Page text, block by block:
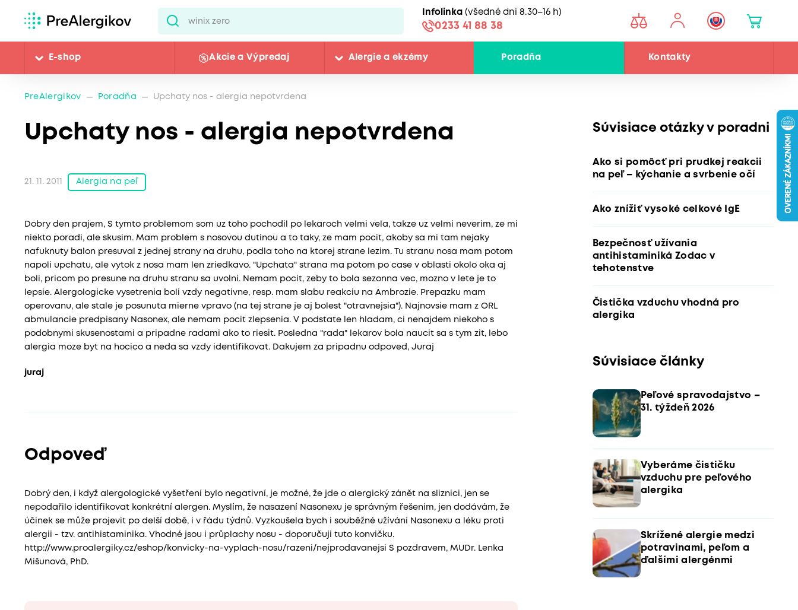
Infolinka (všedné dni 8.30–16 h)
0233 41 88 38
E-shop Akcie a Výpredaj Alergie a ekzémy Poradňa Kontakty
PreAlergikov Poradňa Upchaty nos - alergia nepotvrdena
Upchaty nos - alergia nepotvrdena
21. 11. 2011 Alergia na peľ
Dobry den prajem, S tymto problemom som uz toho pochodil po lekaroch velmi vela, takze uz velmi neverim, ze mi
niekto poradi, ale skusim. Mam problem s nosovou dutinou a to taky, ze mam pocit, akoby sa mi tam nejaky
nafuknuty balon presuval z jednej strany na druhu, podla toho na ktorej strane lezim. Tu stranu nosa mam potom
napoli upchatu, ale vytok z nosa mam len zriedkavo. "Upchata" strana ma potom po case v oblasti okolo oka aj
boli, pricom po presune na druhu stranu sa uvolni. Nemam pocit, zeby to bola sezonna vec, mozno v lete je to
lepsie. Alergologicke vysetrenia boli vzdy negativne, resp. mam slabu reakciu na Ambrozie. Prepazku mam
operovanu, ale stale je posunuta mierne vpravo (na tej strane je aj bolest "otravnejsia"). Najnovsie mam z ORL
abmulancie predpisany Nasonex, ale nemam pocit zlepsenia. V podstate len hladam, ci nenajdem niekoho s
podobnymi skusenostami a pripadne radami ako to riesit. Posledna "rada" lekarov bola naucit sa s tym zit, lebo
alergia moze byt na hocico a neda sa vzdy identifikovat. Dakujem za pripadnu odpoved, Juraj
juraj
Odpoveď
Dobrý den, i když alergologické vyšetření bylo negativní, je možné, že jde o alergický zánět na sliznici, jen se
nepodařilo identifikovat konkrétní alergen. Myslím, že nasazení Nasonexu je správným řešením, jen dodávám, že
účinek se může projevit po delší době, i v řádu týdnů. Vyzkoušela bych i souběžné užívání Nasonexu a léku proti
alergii - tzv. antihistaminika. Vhodné jsou i průplachy nosu - doporučuji tuto konvičku.
http://www.proalergiky.cz/eshop/konvicky-na-vyplach-nosu/razeni/nejprodavanejsi S pozdravem, MUDr. Lenka
Mišunová, PhD.
Súvisiace otázky v poradni
Ako si pomôcť pri prudkej reakcii
na peľ – kýchanie a svrbenie očí
Ako znížiť vysoké celkové IgE
Bezpečnosť užívania
antihistaminiká Zodac v
tehotenstve
Čistička vzduchu vhodná pro
alergika
Súvisiace články
Peľové spravodajstvo –
31. týždeň 2026
Vyberáme čističku
vzduchu pre peľového
alergika
Skrížené alergie medzi
potravinami, peľom a
ďalšími alergénmi